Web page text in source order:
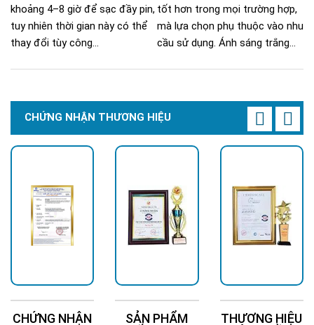
khoảng 4–8 giờ để sạc đầy pin,
tuy nhiên thời gian này có thể
thay đổi tùy công...
tốt hơn trong mọi trường hợp,
mà lựa chọn phụ thuộc vào nhu
cầu sử dụng. Ánh sáng trắng...
CHỨNG NHẬN THƯƠNG HIỆU
CHỨNG NHẬN
SẢN PHẨM
THƯƠNG HIỆU